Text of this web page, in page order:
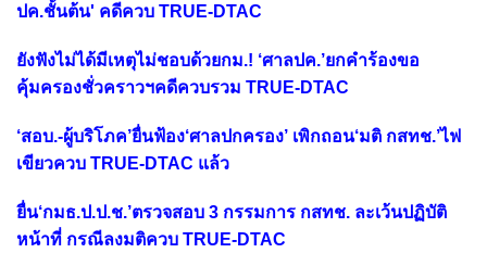
ปค.ชั้นต้น' คดีควบ TRUE-DTAC
ยังฟังไม่ได้มีเหตุไม่ชอบด้วยกม.! ‘ศาลปค.’ยกคำร้องขอ
คุ้มครองชั่วคราวฯคดีควบรวม TRUE-DTAC
‘สอบ.-ผู้บริโภค’ยื่นฟ้อง‘ศาลปกครอง’ เพิกถอน‘มติ กสทช.’ไฟ
เขียวควบ TRUE-DTAC แล้ว
ยื่น‘กมธ.ป.ป.ช.’ตรวจสอบ 3 กรรมการ กสทช. ละเว้นปฏิบัติ
หน้าที่ กรณีลงมติควบ TRUE-DTAC